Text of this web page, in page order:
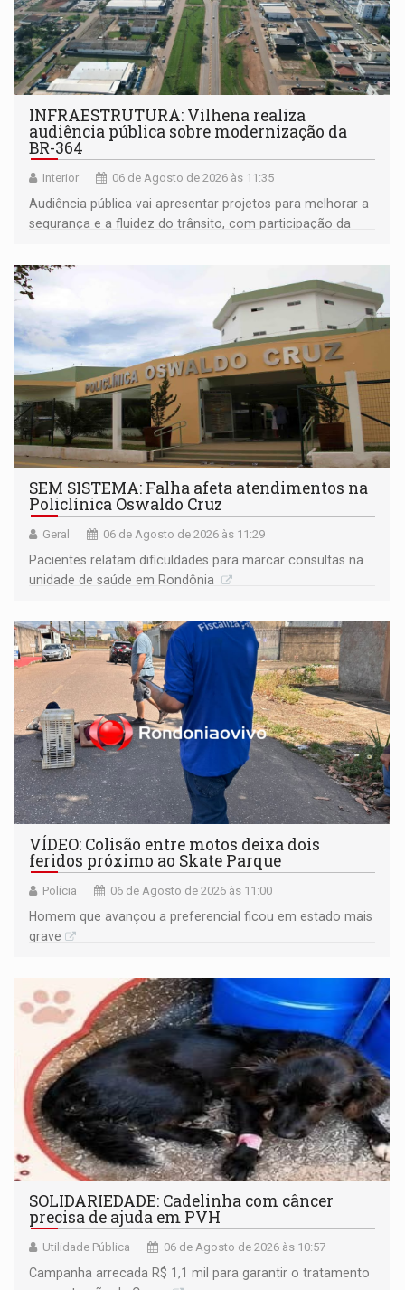
INFRAESTRUTURA: Vilhena realiza
audiência pública sobre modernização da
BR-364
Interior 06 de Agosto de 2026 às 11:35
Audiência pública vai apresentar projetos para melhorar a
segurança e a fluidez do trânsito, com participação da
SEM SISTEMA: Falha afeta atendimentos na
Policlínica Oswaldo Cruz
Geral 06 de Agosto de 2026 às 11:29
Pacientes relatam dificuldades para marcar consultas na
unidade de saúde em Rondônia
VÍDEO: Colisão entre motos deixa dois
feridos próximo ao Skate Parque
Polícia 06 de Agosto de 2026 às 11:00
Homem que avançou a preferencial ficou em estado mais
grave
SOLIDARIEDADE: Cadelinha com câncer
precisa de ajuda em PVH
Utilidade Pública 06 de Agosto de 2026 às 10:57
Campanha arrecada R$ 1,1 mil para garantir o tratamento